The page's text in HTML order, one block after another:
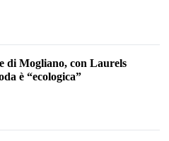
di Mogliano, con Laurels
è “ecologica”